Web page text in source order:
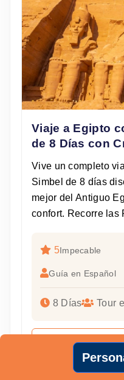
Viaje a Egipto
de 8 Días con
Vive un completo
Simbel de 8 días
mejor del Antiguo
confort. Recorre las
5Impecable
Guía en Español
8 Días Tour